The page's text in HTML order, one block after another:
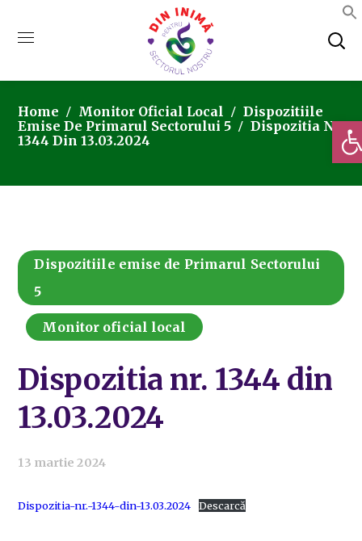
Home Monitor Oficial Local
Dispozitiile
Emise De Primarul Sectorului 5
Dispozitia Nr.
1344 Din 13.03.2024
Dispozitiile emise de Primarul Sectorului
5
Monitor oficial local
Dispozitia nr. 1344 din
13.03.2024
13 martie 2024
Dispozitia-nr.-1344-din-13.03.2024 Descarcă